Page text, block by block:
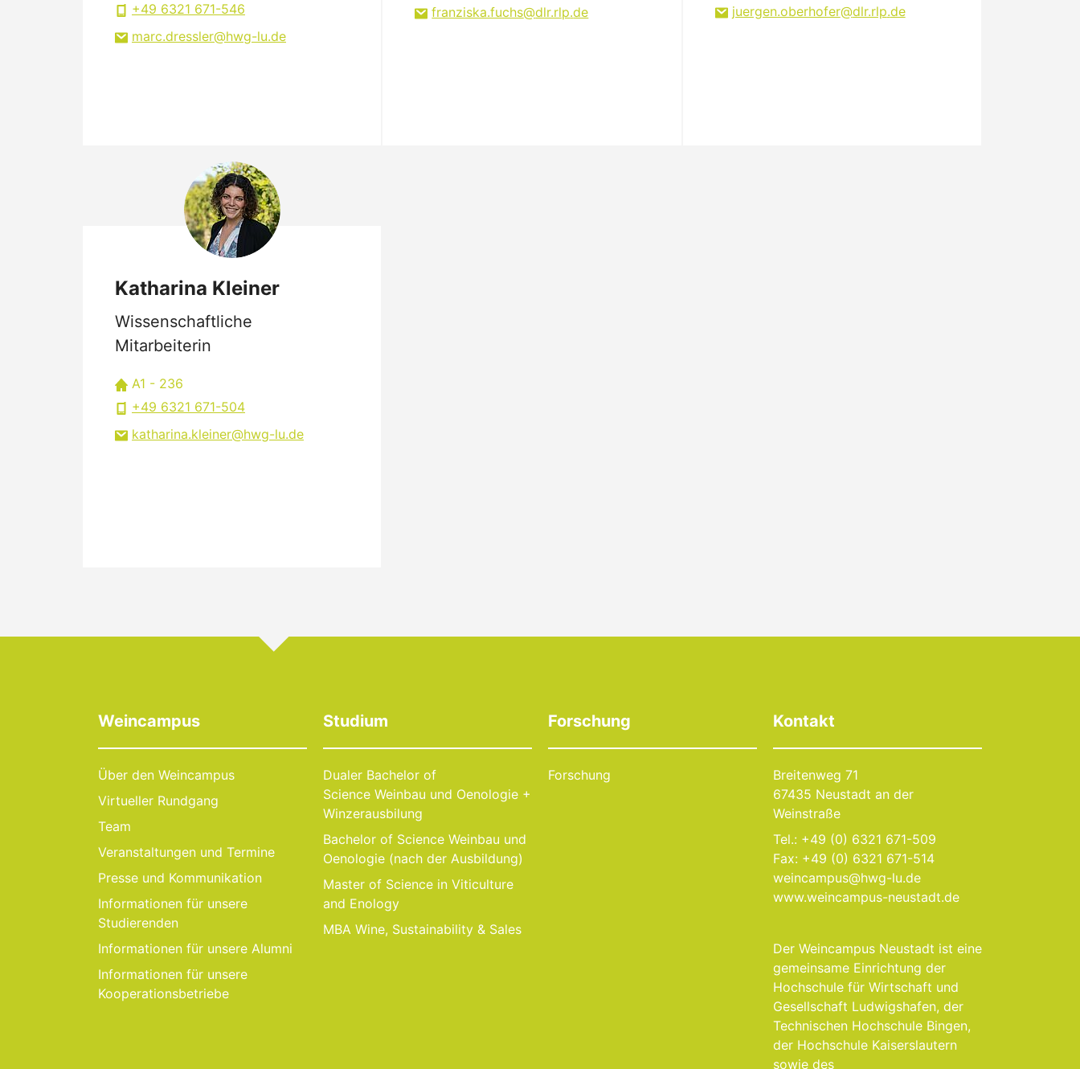
+49 6321 671-546
marc.dressler
hwg-lu de
Katharina Kleiner
Wissenschaftliche
Mitarbeiterin
A1 - 236
+49 6321 671-504
katharina.kleiner
hwg-lu de
franziska.fuchs
dlr.rlp de
juergen.oberhofer
dlr.rlp de
Weincampus
Über den Weincampus
Virtueller Rundgang
Team
Veranstaltungen und Termine
Presse und Kommunikation
Informationen für unsere
Studierenden
Informationen für unsere Alumni
Informationen für unsere
Kooperationsbetriebe
Studium
Dualer Bachelor of
Science Weinbau und Oenologie +
Winzerausbilung
Bachelor of Science Weinbau und
Oenologie (nach der Ausbildung)
Master of Science in Viticulture
and Enology
MBA Wine, Sustainability & Sales
Forschung
Forschung
Kontakt
Breitenweg 71
67435 Neustadt an der
Weinstraße
Tel.: +49 (0) 6321 671-509
Fax: +49 (0) 6321 671-514
weincampus@hwg-lu.de
www.weincampus-neustadt.de
Der Weincampus Neustadt ist eine
gemeinsame Einrichtung der
Hochschule für Wirtschaft und
Gesellschaft Ludwigshafen, der
Technischen Hochschule Bingen,
der Hochschule Kaiserslautern
sowie des